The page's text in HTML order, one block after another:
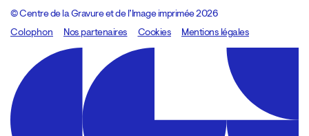
© Centre de la Gravure et de l’Image imprimée 2026
Colophon
Design:Marcel Kaczmarek, code:8080.studio
Nos partenaires Cookies Mentions légales